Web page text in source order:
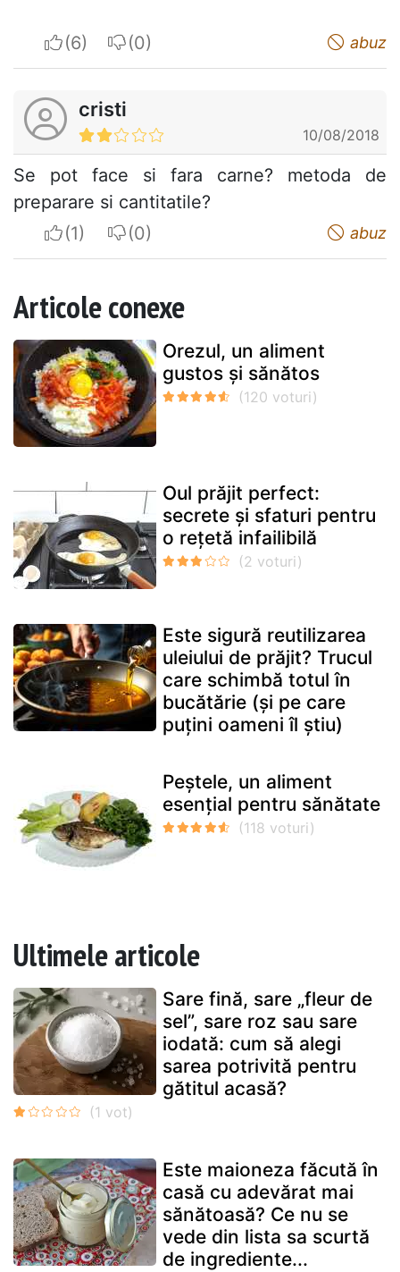
I apreciateI do not appreciate abuz
cristi
10/08/2018
Se pot face si fara carne? metoda de
preparare si cantitatile?
I apreciateI do not appreciate abuz
Articole conexe
Orezul, un aliment
gustos și sănătos
Oul prăjit perfect:
secrete și sfaturi pentru
o rețetă infailibilă
Este sigură reutilizarea
uleiului de prăjit? Trucul
care schimbă totul în
bucătărie (și pe care
puțini oameni îl știu)
Peștele, un aliment
esențial pentru sănătate
Ultimele articole
Sare fină, sare „fleur de
sel”, sare roz sau sare
iodată: cum să alegi
sarea potrivită pentru
gătitul acasă?
Este maioneza făcută în
casă cu adevărat mai
sănătoasă? Ce nu se
vede din lista sa scurtă
de ingrediente...